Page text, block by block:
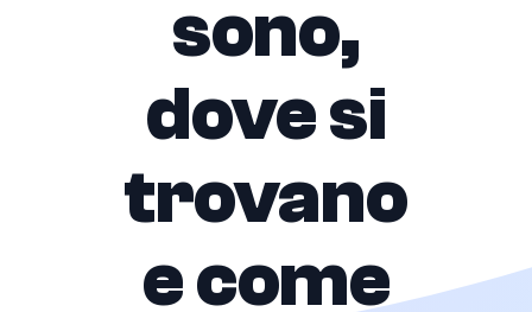
sono,
dove si
trovano
e come